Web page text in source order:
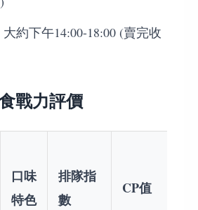
大約下午14:00-18:00 (賣完收
戰力評價
口味
特色
排隊指
數
CP值